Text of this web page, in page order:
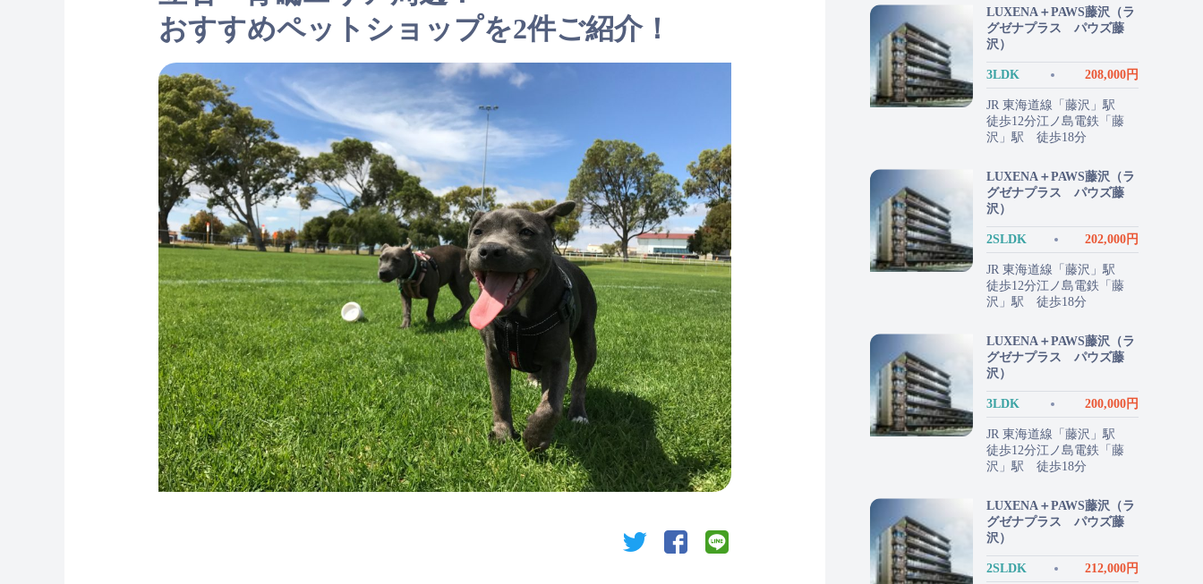
おすすめペットショップを2件ご紹介！
twitter facebook
LUXENA＋PAWS藤沢（ラ
グゼナプラス パウズ藤
沢）
3LDK 208,000円
JR 東海道線「藤沢」駅
徒歩12分江ノ島電鉄「藤
沢」駅 徒歩18分
LUXENA＋PAWS藤沢（ラ
グゼナプラス パウズ藤
沢）
2SLDK 202,000円
JR 東海道線「藤沢」駅
徒歩12分江ノ島電鉄「藤
沢」駅 徒歩18分
LUXENA＋PAWS藤沢（ラ
グゼナプラス パウズ藤
沢）
3LDK 200,000円
JR 東海道線「藤沢」駅
徒歩12分江ノ島電鉄「藤
沢」駅 徒歩18分
LUXENA＋PAWS藤沢（ラ
グゼナプラス パウズ藤
沢）
2SLDK 212,000円